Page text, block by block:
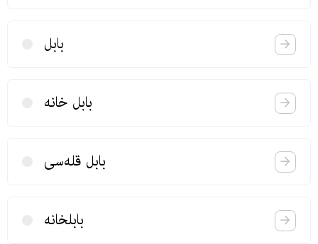
بابل
بابل خانه
بابل قله‌سی
بابلخانه